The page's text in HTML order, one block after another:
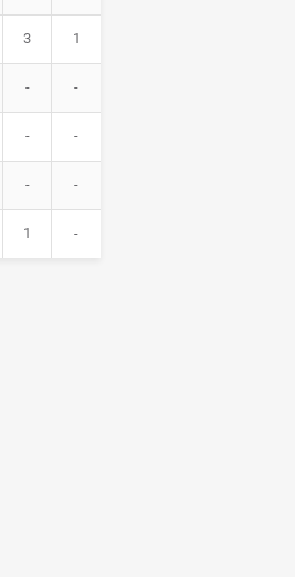
3 1
- -
- -
- -
1 -